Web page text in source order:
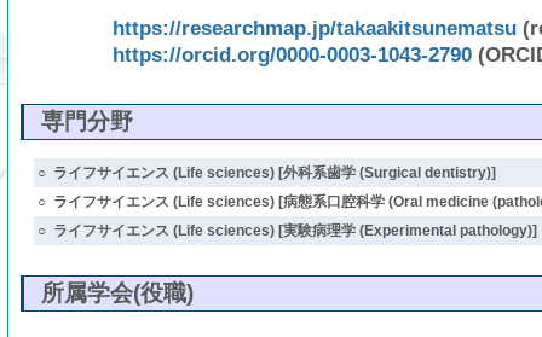
https://researchmap.jp/takaakitsunematsu
https://orcid.org/0000-0003-1043-2790
専門分野
○ ライフサイエンス (Life sciences) [外科系歯学 (Surgical dentistry)]
○ ライフサイエンス (Life sciences) [病態系口腔科学 (Oral medicine
○ ライフサイエンス (Life sciences) [実験病理学 (Experimental pathology)]
所属学会(役職)